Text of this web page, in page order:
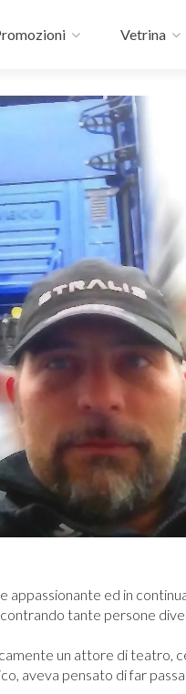
Vetrina
ed in
tante persone
un attore di teatro,
aveva pensato di far
1